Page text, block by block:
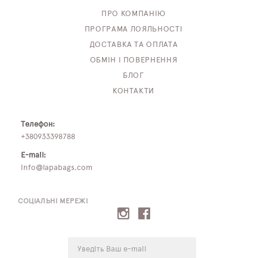
СОЦІАЛЬНІ МЕРЕЖІ
ПРО КОМПАНІЮ
ПРОГРАМА ЛОЯЛЬНОСТІ
ДОСТАВКА ТА ОПЛАТА
ОБМІН І ПОВЕРНЕННЯ
БЛОГ
КОНТАКТИ
Телефон:
+380933398788
E-mail:
info@lapabags.com